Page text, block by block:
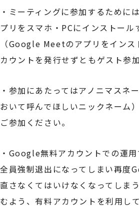
・ミーティングに参加するため
プリをスマホ・PCにインストール
（Google Meetのアプリをイン
カウントを発行せずともゲスト参
・参加にあたってはアノニマスネ
おいて呼んでほしいニックネーム
ご参加ください。
・Google無料アカウントでの運用
全員強制退出になってしまい再度
直さなくてはいけなくなってしま
むよう、有料アカウントを利用し